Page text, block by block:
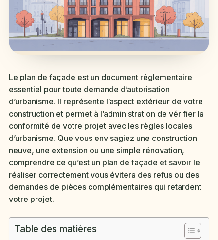
Le plan de façade est un document réglementaire
essentiel pour toute demande d’autorisation
d’urbanisme. Il représente l’aspect extérieur de votre
construction et permet à l’administration de vérifier la
conformité de votre projet avec les règles locales
d’urbanisme. Que vous envisagiez une construction
neuve, une extension ou une simple rénovation,
comprendre ce qu’est un plan de façade et savoir le
réaliser correctement vous évitera des refus ou des
demandes de pièces complémentaires qui retardent
votre projet.
Table des matières